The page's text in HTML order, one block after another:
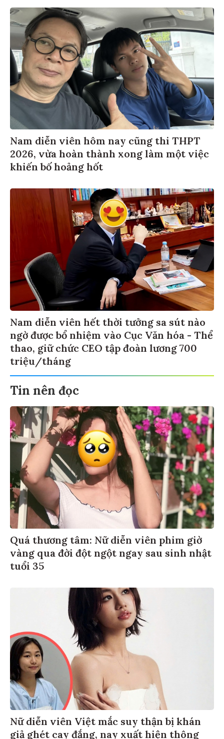
Nam diễn viên hôm nay cũng thi THPT
2026, vừa hoàn thành xong làm một việc
khiến bố hoảng hốt
Nam diễn viên hết thời tưởng sa sút nào
ngờ được bổ nhiệm vào Cục Văn hóa - Thể
thao, giữ chức CEO tập đoàn lương 700
triệu/tháng
Tin nên đọc
Quá thương tâm: Nữ diễn viên phim giờ
vàng qua đời đột ngột ngay sau sinh nhật
tuổi 35
Nữ diễn viên Việt mắc suy thận bị khán
giả ghét cay đắng, nay xuất hiện thông